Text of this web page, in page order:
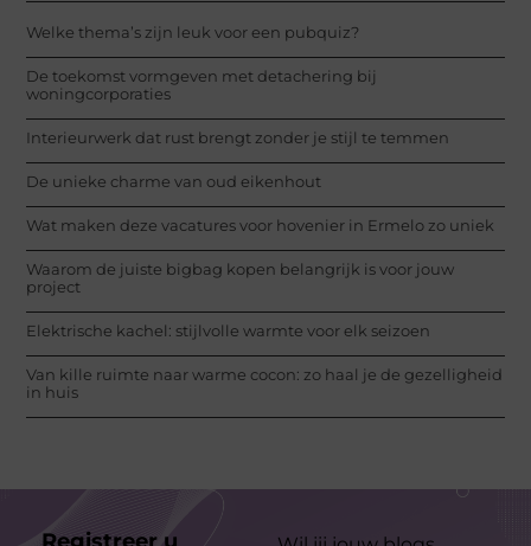
Welke thema’s zijn leuk voor een pubquiz?
De toekomst vormgeven met detachering bij
woningcorporaties
Interieurwerk dat rust brengt zonder je stijl te temmen
De unieke charme van oud eikenhout
Wat maken deze vacatures voor hovenier in Ermelo zo uniek
Waarom de juiste bigbag kopen belangrijk is voor jouw
project
Elektrische kachel: stijlvolle warmte voor elk seizoen
Van kille ruimte naar warme cocon: zo haal je de gezelligheid
in huis